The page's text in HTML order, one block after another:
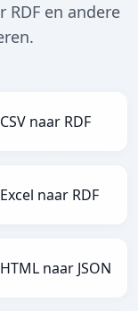
RDF en andere
CSV naar RDF
Excel naar RDF
HTML naar JSON